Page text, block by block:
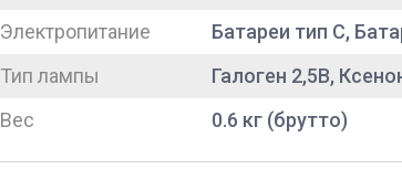
Электропитание
Батареи тип С,
Тип лампы
Галоген 2,5В,
Вес
0.6 кг (брутто)